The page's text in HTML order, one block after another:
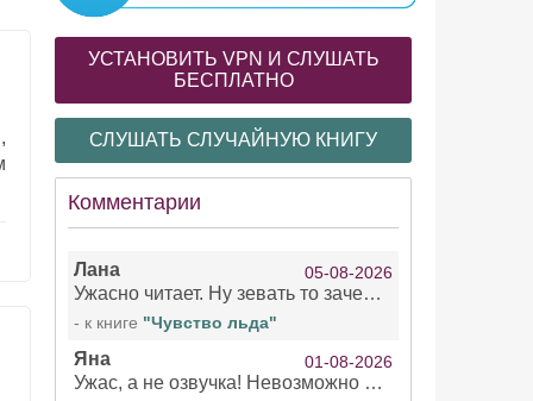
УСТАНОВИТЬ VPN И СЛУШАТЬ
БЕСПЛАТНО
СЛУШАТЬ СЛУЧАЙНУЮ КНИГУ
Комментарии
Лана 05-08-2026
Ужасно читает. Ну зевать то зачем. Уже не говорю, что ударения ставит, как хочет.
- к книге "Чувство льда"
Яна 01-08-2026
Ужас, а не озвучка! Невозможно вникать в смысл текста из за кривляний чтеца